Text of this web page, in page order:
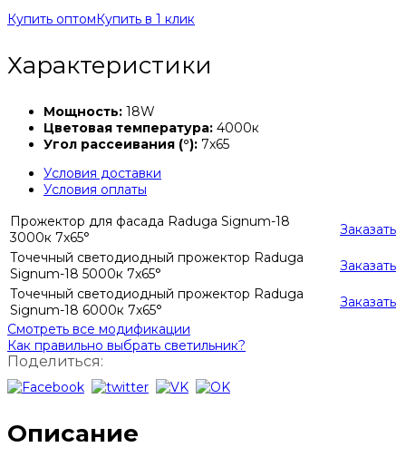
Купить оптом Купить в 1 клик
Характеристики
Мощность: 18W
Цветовая температура: 4000к
Угол рассеивания (°): 7x65
Условия доставки
Условия оплаты
Прожектор для фасада Raduga Signum-18
3000к 7x65°
Заказать
Точечный светодиодный прожектор Raduga
Signum-18 5000к 7x65°
Заказать
Точечный светодиодный прожектор Raduga
Signum-18 6000к 7x65°
Заказать
Смотреть все модификации
Как правильно выбрать светильник?
Поделиться:
Описание